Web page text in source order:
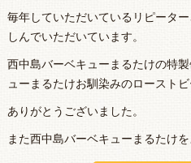
毎年していただいているリピータ
しんでいただいています。
西中島バーベキューまるたけの特
ューまるたけお馴染みのロースト
ありがとうございました。
また西中島バーベキューまるたけ